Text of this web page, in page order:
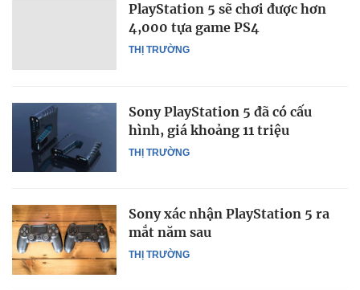
THỊ TRƯỜNG
PlayStation 5 sẽ chơi được hơn
4,000 tựa game PS4
THỊ TRƯỜNG
Sony PlayStation 5 đã có cấu
hình, giá khoảng 11 triệu
THỊ TRƯỜNG
Sony xác nhận PlayStation 5 ra
mắt năm sau